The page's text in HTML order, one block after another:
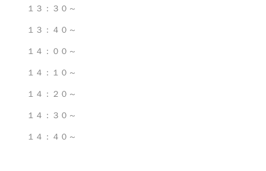
１３：３０～
１３：４０～
１４：００～
１４：１０～
１４：２０～
１４：３０～
１４：４０～